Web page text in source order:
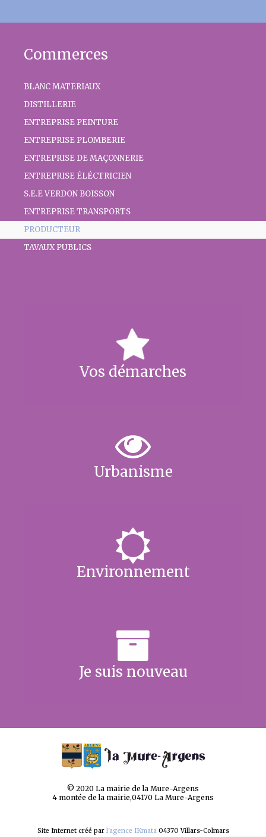
Commerces
BLANC MATERIAUX
DISTILLERIE
ENTREPRISE PEINTURE
ENTREPRISE PLOMBERIE
ENTREPRISE DE MAÇONNERIE
ENTREPRISE ÉLÉCTRICIEN
S.E.E VERDON BOISSON
ENTREPRISE TRANSPORTS
PRODUCTEUR
TAVAUX PUBLICS
Vos démarches
Urbanisme
Environnement
Je suis nouveau
© 2020 La mairie de la Mure-Argens
4 montée de la mairie,04170 La Mure-Argens
Site Internet créé par l'agence IKmata04370 Villars-Colmars